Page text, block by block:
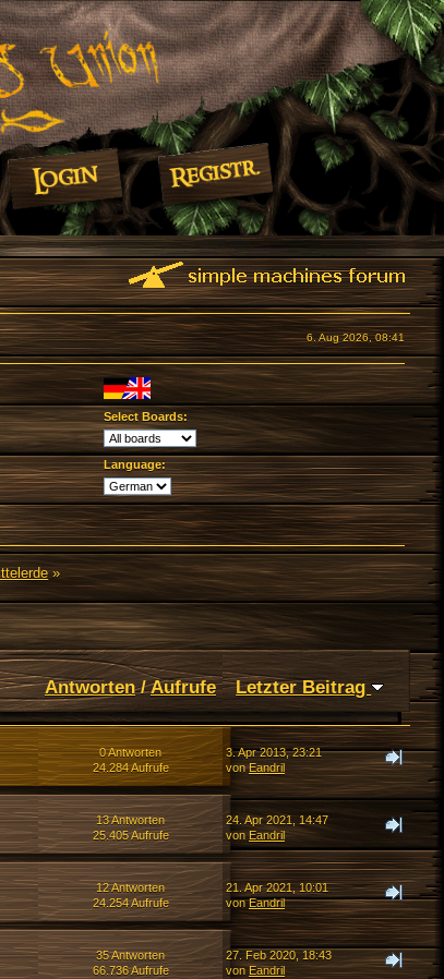
6. Aug 2026, 08:41
Select Boards:
Language:
»
Antworten/Aufrufe Letzter Beitrag
0 Antworten
24.284 Aufrufe
3. Apr 2013, 23:21
vonEandril
13 Antworten
25.405 Aufrufe
24. Apr 2021, 14:47
von Eandril
12 Antworten
24.254 Aufrufe
21. Apr 2021, 10:01
vonEandril
35 Antworten
66.736 Aufrufe
27. Feb 2020, 18:43
vonEandril